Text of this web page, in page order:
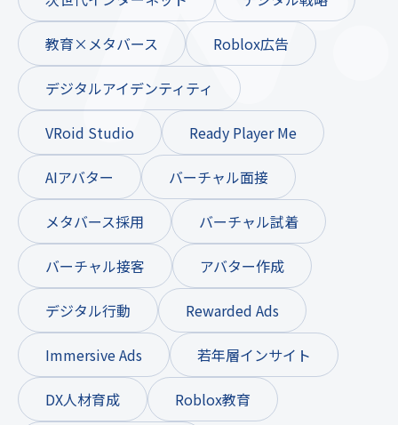
教育×メタバース Roblox広告
デジタルアイデンティティ
VRoid Studio Ready Player Me
AIアバター バーチャル面接
メタバース採用 バーチャル試着
バーチャル接客 アバター作成
デジタル行動 Rewarded Ads
Immersive Ads 若年層インサイト
DX人材育成 Roblox教育